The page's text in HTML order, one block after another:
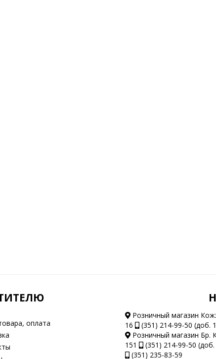
оплата
Розничный магазин
16
(351) 214-99-50 (доб.
Розничный магазин Бр.
151
(351) 214-99-50 (доб.
(351) 235-83-59